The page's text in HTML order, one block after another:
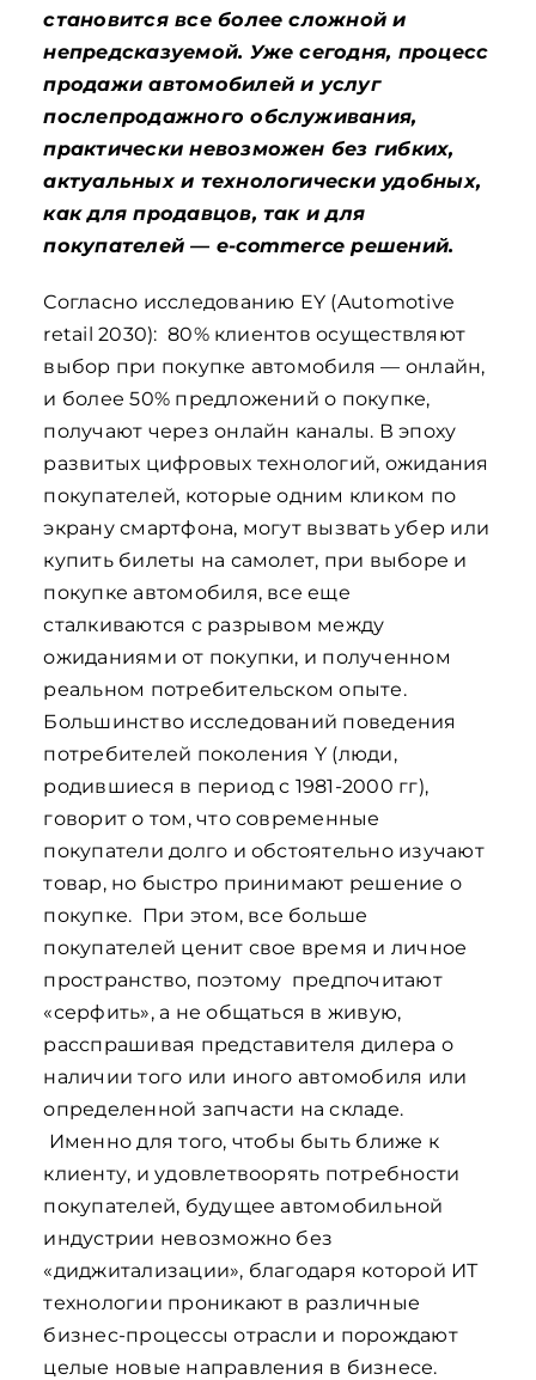
становится все более сложной и
непредсказуемой. Уже сегодня, процесс
продажи автомобилей и услуг
послепродажного обслуживания,
практически невозможен без гибких,
актуальных и технологически удобных,
как для продавцов, так и для
покупателей — e-commerce решений.
Согласно исследованию EY (Automotive
retail 2030): 80% клиентов осуществляют
выбор при покупке автомобиля — онлайн,
и более 50% предложений о покупке,
получают через онлайн каналы. В эпоху
развитых цифровых технологий, ожидания
покупателей, которые одним кликом по
экрану смартфона, могут вызвать убер или
купить билеты на самолет, при выборе и
покупке автомобиля, все еще
сталкиваются с разрывом между
ожиданиями от покупки, и полученном
реальном потребительском опыте.
Большинство исследований поведения
потребителей поколения Y (люди,
родившиеся в период с 1981-2000 гг),
говорит о том, что современные
покупатели долго и обстоятельно изучают
товар, но быстро принимают решение о
покупке. При этом, все больше
покупателей ценит свое время и личное
пространство, поэтому предпочитают
«серфить», а не общаться в живую,
расспрашивая представителя дилера о
наличии того или иного автомобиля или
определенной запчасти на складе.
Именно для того, чтобы быть ближе к
клиенту, и удовлетвоорять потребности
покупателей, будущее автомобильной
индустрии невозможно без
«диджитализации», благодаря которой ИТ
технологии проникают в различные
бизнес-процессы отрасли и порождают
целые новые направления в бизнесе.